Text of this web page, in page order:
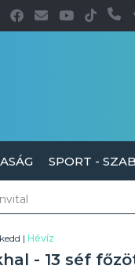
SPORT -
| Hévíz
- 13 séf